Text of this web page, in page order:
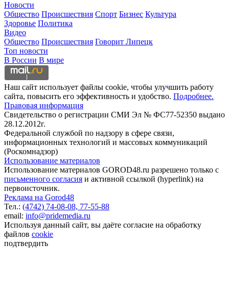
Новости
Общество Происшествия Спорт Бизнес Культура
Здоровье Политика
Видео
Общество Происшествия Говорит Липецк
Топ новости
В России В мире
Наш сайт использует файлы cookie, чтобы улучшить работу
сайта, повысить его эффективность и удобство. Подробнее.
Правовая информация
Свидетельство о регистрации СМИ Эл № ФС77-52350 выдано
28.12.2012г.
Федеральной службой по надзору в сфере связи,
информационных технологий и массовых коммуникаций
(Роскомнадзор)
Использование материалов
Использование материалов GOROD48.ru разрешено только с
письменного согласия и активной ссылкой (hyperlink) на
первоисточник.
Реклама на Gorod48
Тел.: (4742) 74-08-08, 77-55-88
email: info@pridemedia.ru
Используя данный сайт, вы даёте согласие на обработку
файлов cookie
подтвердить